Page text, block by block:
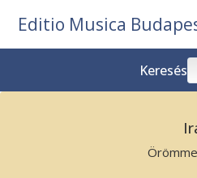
Editio Musica
Keresés